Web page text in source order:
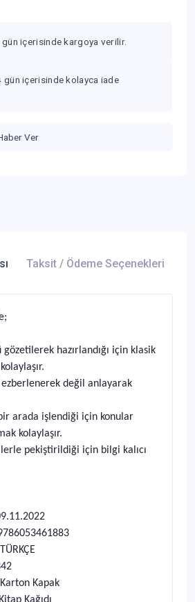
içerisinde kargoya verilir.
gün içerisinde kolayca iade
Ver
Taksit / Ödeme Seçenekleri
hazırlandığı için klasik
değil anlayarak
arada işlendiği için konular
kolaylaşır.
pekiştirildiği için bilgi kalıcı
Kapak